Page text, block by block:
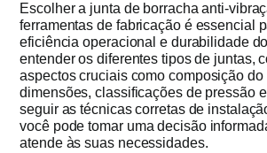
Escolher a junta de borracha anti-
ferramentas de fabricação é essencial
eficiência operacional e durabilidade
entender os diferentes tipos de juntas,
aspectos cruciais como composição do
dimensões, classificações de pressão
seguir as técnicas corretas de
você pode tomar uma decisão
atende às suas necessidades.